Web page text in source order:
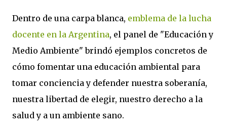
Dentro de una carpa blanca, emblema de la lucha
docente en la Argentina, el panel de "Educación y
Medio Ambiente" brindó ejemplos concretos de
cómo fomentar una educación ambiental para
tomar conciencia y defender nuestra soberanía,
nuestra libertad de elegir, nuestro derecho a la
salud y a un ambiente sano.